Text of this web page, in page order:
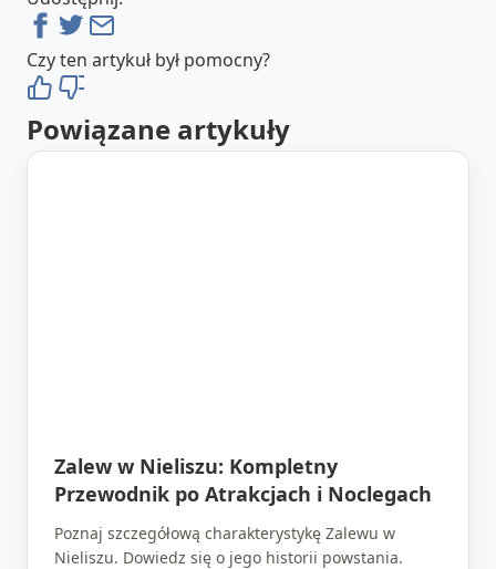
Czy ten artykuł był pomocny?
Powiązane artykuły
Zalew w Nieliszu: Kompletny
Przewodnik po Atrakcjach i Noclegach
Poznaj szczegółową charakterystykę Zalewu w
Nieliszu. Dowiedz się o jego historii powstania.